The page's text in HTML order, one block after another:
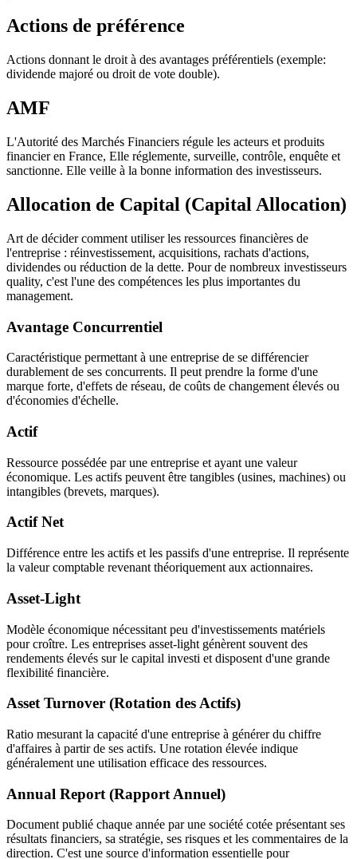
Actions de préférence
Actions donnant le droit à des avantages préférentiels (exemple:
dividende majoré ou droit de vote double).
AMF
L'Autorité des Marchés Financiers régule les acteurs et produits
financier en France, Elle réglemente, surveille, contrôle, enquête et
sanctionne. Elle veille à la bonne information des investisseurs.
Allocation de Capital (Capital Allocation)
Art de décider comment utiliser les ressources financières de
l'entreprise : réinvestissement, acquisitions, rachats d'actions,
dividendes ou réduction de la dette. Pour de nombreux investisseurs
quality, c'est l'une des compétences les plus importantes du
management.
Avantage Concurrentiel
Caractéristique permettant à une entreprise de se différencier
durablement de ses concurrents. Il peut prendre la forme d'une
marque forte, d'effets de réseau, de coûts de changement élevés ou
d'économies d'échelle.
Actif
Ressource possédée par une entreprise et ayant une valeur
économique. Les actifs peuvent être tangibles (usines, machines) ou
intangibles (brevets, marques).
Actif Net
Différence entre les actifs et les passifs d'une entreprise. Il représente
la valeur comptable revenant théoriquement aux actionnaires.
Asset-Light
Modèle économique nécessitant peu d'investissements matériels
pour croître. Les entreprises asset-light génèrent souvent des
rendements élevés sur le capital investi et disposent d'une grande
flexibilité financière.
Asset Turnover (Rotation des Actifs)
Ratio mesurant la capacité d'une entreprise à générer du chiffre
d'affaires à partir de ses actifs. Une rotation élevée indique
généralement une utilisation efficace des ressources.
Annual Report (Rapport Annuel)
Document publié chaque année par une société cotée présentant ses
résultats financiers, sa stratégie, ses risques et les commentaires de la
direction. C'est une source d'information essentielle pour